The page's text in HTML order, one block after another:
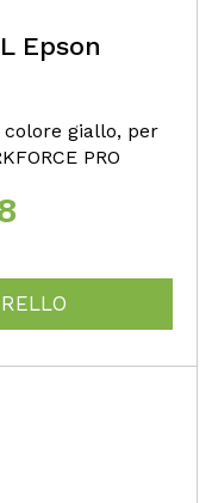
Epson
colore giallo, per
PRO